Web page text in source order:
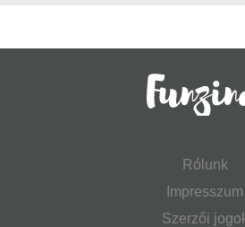
Rólunk
Impresszum
Szerzői